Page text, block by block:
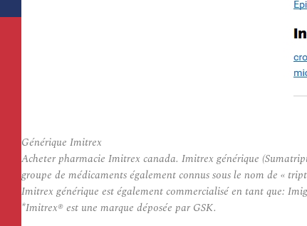
Générique Imitrex
Acheter pharmacie Imitrex canada. Imitrex générique
groupe de médicaments également connus sous le nom de «
Imitrex générique est également commercialisé en tant que:
*Imitrex® est une marque déposée par GSK.